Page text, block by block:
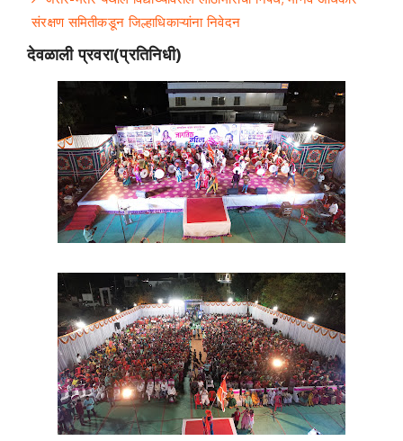
संरक्षण समितीकडून जिल्हाधिकाऱ्यांना निवेदन
देवळाली प्रवरा(प्रतिनिधी)